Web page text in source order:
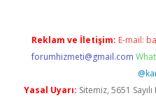
Reklam ve İletişim: E-mail:
forumhizmeti@gmail.com
Yasal Uyarı: Sitemiz, 5651